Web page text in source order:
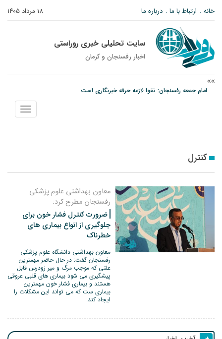
۱۸ مرداد ۱۴۰۵ خانه ارتباط با ما درباره ما
سایت تحلیلی خبری روراستی
اخبار رفسنجان و كرمان
امام جمعه رفسنجان: تقوا لازمه حرفه خبرنگاری است
پیش‌بینی هواشناسی برای استان کرمان؛ از وزش باد و گردوخاک تا رگبار و رعدوبرق
نمایش
منو
کنترل
معاون بهداشتی علوم پزشکی
رفسنجان مطرح کرد:
ضرورت کنترل فشار خون برای
جلوگیری از انواع بیماری های
خطرناک
معاون بهداشتی دانشگاه علوم پزشکی
رفسنجان گفت: در حال حاضر مهمترین
علتی که موجب مرگ و میر زودرس قابل
پیشگیری می شود بیماری های قلبی عروقی
هستند و بیماری فشار خون مهمترین
بیماری ست که می تواند این مشکلات را
ایجاد کند.